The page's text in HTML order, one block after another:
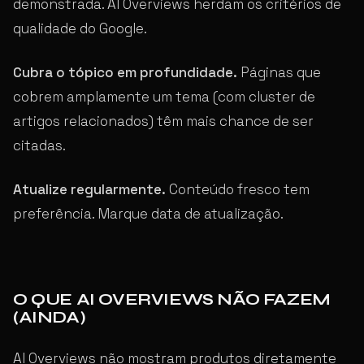
demonstrada. AI Overviews herdam os critérios de
qualidade do Google.
Cubra o tópico em profundidade. Páginas que
cobrem amplamente um tema (com cluster de
artigos relacionados) têm mais chance de ser
citadas.
Atualize regularmente. Conteúdo fresco tem
preferência. Marque data de atualização.
O QUE AI OVERVIEWS NÃO FAZEM
(AINDA)
AI Overviews não mostram produtos diretamente